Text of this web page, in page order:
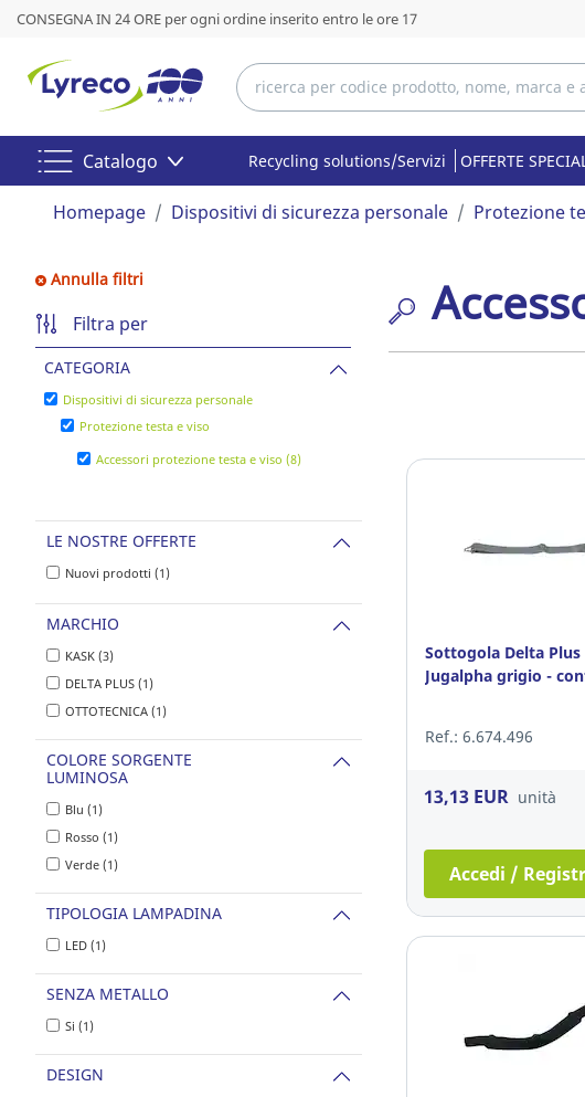
CONSEGNA IN 24 ORE per ogni ordine inserito entro le ore 17
Catalogo Recycling solutions/Servizi OFFERTE
Homepage Dispositivi di sicurezza personale Protezione
Annulla filtri
Filtra per
CATEGORIA
Dispositivi di sicurezza personale
Protezione testa e viso
Accessori protezione testa e viso (8)
LE NOSTRE OFFERTE
Nuovi prodotti (1)
MARCHIO
KASK (3)
DELTA PLUS (1)
OTTOTECNICA (1)
COLORE SORGENTE
LUMINOSA
Blu (1)
Rosso (1)
Verde (1)
TIPOLOGIA LAMPADINA
LED (1)
SENZA METALLO
Si (1)
DESIGN
Sottogola Delta Plus
Jugalpha grigio -
Ref.: 6.674.496
13,13 EUR unità
Accedi /